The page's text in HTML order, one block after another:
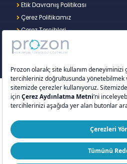
Etik Davranış Politikası
Çerez Politikamız
Çerez Tercihleri
Copyright © 2026 – Prozon.
Prozon Kurumsal Teknoloji
Şirketi,Proventus
tescilli markası ve teknoloji